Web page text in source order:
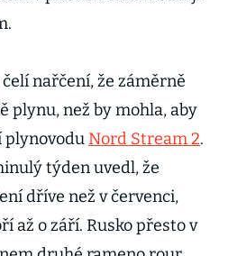
nařčení, že záměrně
plynu, než by mohla, aby
plynovodu Nord Stream 2.
týden uvedl, že
dříve než v červenci,
až o září. Rusko přesto v